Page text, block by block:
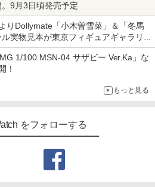
9月3日頃発売予定
りDollymate「小木曽雪菜」＆「冬馬
実物見本が東京フィギュアギャラリー
1/100 MSN-04 サザビー Ver.Ka」な
！
もっと見る
をフォローする